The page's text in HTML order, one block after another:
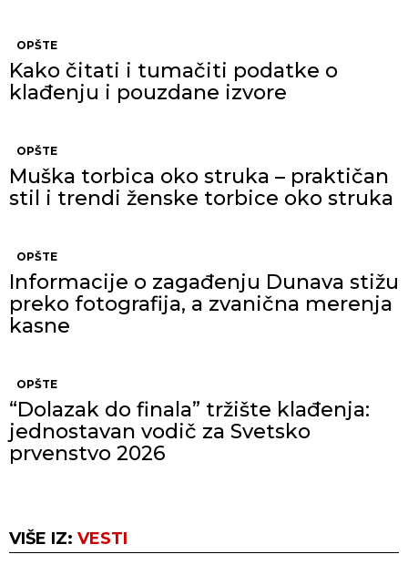
OPŠTE
Kako čitati i tumačiti podatke o
klađenju i pouzdane izvore
OPŠTE
Muška torbica oko struka – praktičan
stil i trendi ženske torbice oko struka
OPŠTE
Informacije o zagađenju Dunava stižu
preko fotografija, a zvanična merenja
kasne
OPŠTE
“Dolazak do finala” tržište klađenja:
jednostavan vodič za Svetsko
prvenstvo 2026
VIŠE IZ: VESTI